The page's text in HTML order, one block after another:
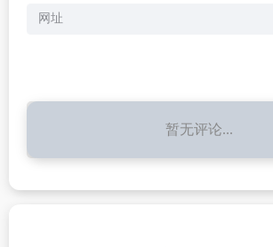
暂无评论...